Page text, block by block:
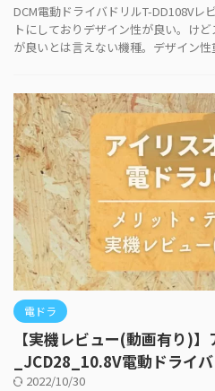
DCM電動ドライバドリルT-DD108Vレ
トにしておりデザイン性が良い。け
が良いとは言えない機種。デザイン性
電ドラ
【実機レビュー(動画有り)
_JCD28_10.8V電動ドライ
2022/10/30